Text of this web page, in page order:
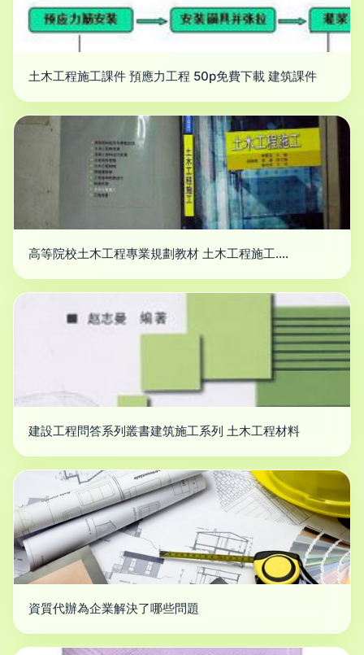
土木工程施工課件 預應力工程 50p免費下載 建筑課件
高等院校土木工程專業規劃教材 土木工程施工....
建設工程問答系列叢書建筑施工系列 土木工程材料
資質代辦為企業解決了哪些問題